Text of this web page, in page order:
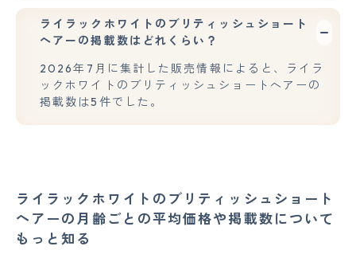
ライラックホワイトのブリティッシュショート
ヘアーの掲載数はどれくらい？
2026年7月に集計した販売情報によると、ライラ
ックホワイトのブリティッシュショートヘアーの
掲載数は5件でした。
ライラックホワイトのブリティッシュショート
ヘアーの月齢ごとの平均価格や掲載数について
もっと知る